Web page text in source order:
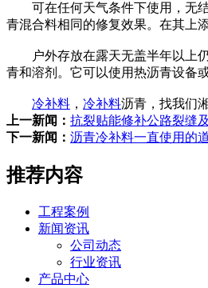
可在任何天气条件下使用，无结
青混合料相同的修复效果。在其上
户外存放在露天无盖半年以上仍
青和溶剂。它可以使用热沥青设备
冷补料 ， 冷补料沥青，找我们
上一新闻： 抗裂贴能修补公路裂缝
下一新闻： 沥青冷补料一直使用的
推荐内容
工程案例
新闻资讯
公司动态
行业资讯
产品中心